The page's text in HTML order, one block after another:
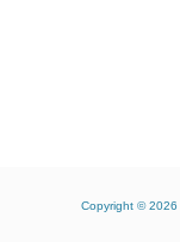
Copyright © 2026